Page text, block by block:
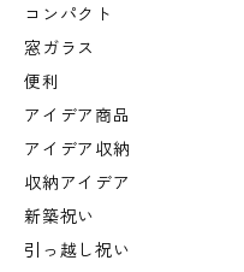
コンパクト
窓ガラス
便利
アイデア商品
アイデア収納
収納アイデア
新築祝い
引っ越し祝い